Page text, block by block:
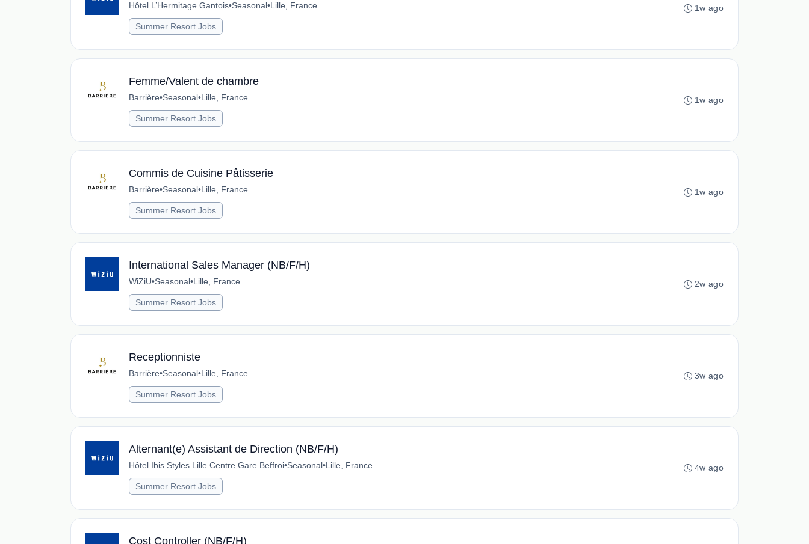
Hôtel L’Hermitage Gantois•Seasonal•Lille, France
Summer Resort Jobs
1w ago
Femme/Valent de chambre
Barrière•Seasonal•Lille, France
Summer Resort Jobs
1w ago
Commis de Cuisine Pâtisserie
Barrière•Seasonal•Lille, France
Summer Resort Jobs
1w ago
International Sales Manager (NB/F/H)
WiZiU•Seasonal•Lille, France
Summer Resort Jobs
2w ago
Receptionniste
Barrière•Seasonal•Lille, France
Summer Resort Jobs
3w ago
Alternant(e) Assistant de Direction (NB/F/H)
Hôtel Ibis Styles Lille Centre Gare Beffroi•Seasonal•Lille, France
Summer Resort Jobs
4w ago
Cost Controller (NB/F/H)